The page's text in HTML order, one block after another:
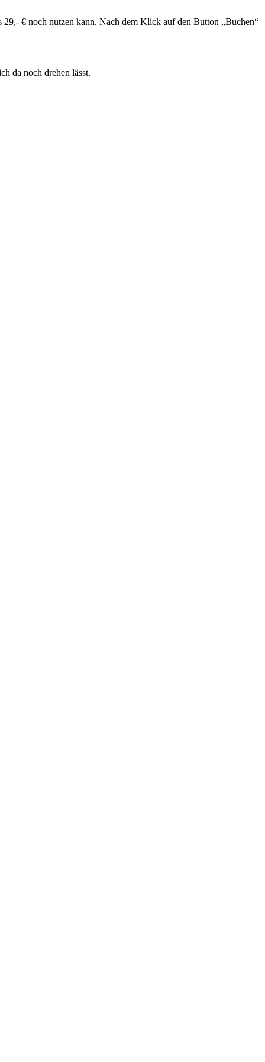
€ noch nutzen kann. Nach dem Klick auf den Button „Buchen“
da noch drehen lässt.